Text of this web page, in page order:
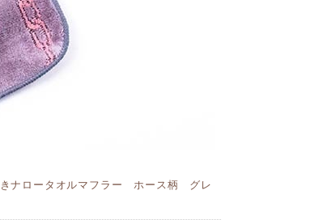
ロータオルマフラー ホース柄 グレ